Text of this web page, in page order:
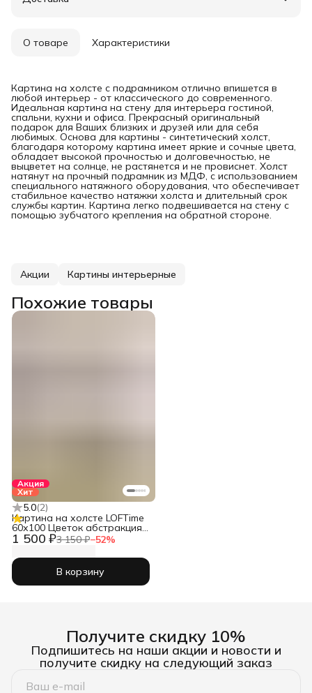
О товаре Характеристики
Картина на холсте с подрамником отлично впишется в
любой интерьер - от классического до современного.
Идеальная картина на стену для интерьера гостиной,
спальни, кухни и офиса. Прекрасный оригинальный
подарок для Ваших близких и друзей или для себя
любимых. Основа для картины - синтетический холст,
благодаря которому картина имеет яркие и сочные цвета,
обладает высокой прочностью и долговечностью, не
выцветет на солнце, не растянется и не провиснет. Холст
натянут на прочный подрамник из МДФ, с использованием
специального натяжного оборудования, что обеспечивает
стабильное качество натяжки холста и длительный срок
службы картин. Картина легко подвешивается на стену с
помощью зубчатого крепления на обратной стороне.
Акции Картины интерьерные
Похожие товары
Акция
Хит
5.0(2)
1 500 ₽3 150 ₽−52%
Картина на холсте LOFTime
60х100 Цветок абстракция
бел зол КБ-1730-60100
В корзину
Получите скидку 10%
Подпишитесь на наши акции и новости и
получите скидку на следующий заказ